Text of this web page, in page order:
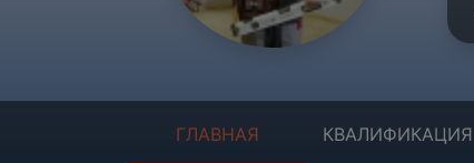
ГЛАВНАЯ КВАЛИФИКАЦИЯ